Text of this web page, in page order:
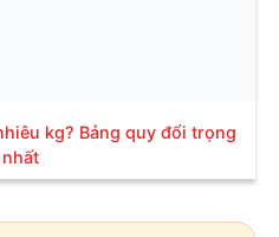
kg? Bảng quy đổi trọng